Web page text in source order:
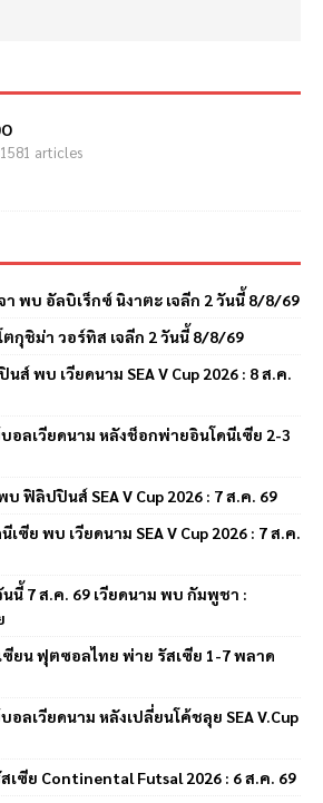
articles
พบ อัลบิเร็กซ์ นิงาตะ เจลีก 2 วันนี้ 8/8/69
กุชิม่า วอร์ทิส เจลีก 2 วันนี้ 8/8/69
ส์ พบ เวียดนาม SEA V Cup 2026 : 8 ส.ค.
อลเวียดนาม หลังช็อกพ่ายอินโดนีเซีย 2-3
ฟิลิปปินส์ SEA V Cup 2026 : 7 ส.ค. 69
ซีย พบ เวียดนาม SEA V Cup 2026 : 7 ส.ค.
นี้ 7 ส.ค. 69 เวียดนาม พบ กัมพูชา :
ยน ฟุตซอลไทย พ่าย รัสเซีย 1-7 พลาด
ลเวียดนาม หลังเปลี่ยนโค้ชลุย SEA V.Cup
ซีย Continental Futsal 2026 : 6 ส.ค. 69